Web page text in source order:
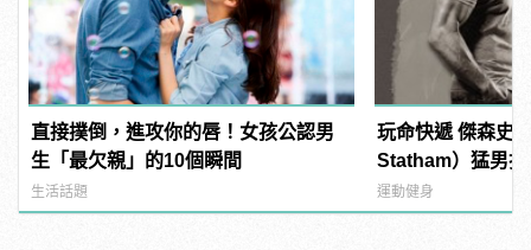
直接撲倒，進攻你的唇！女孩公認男
生「最欠親」的10個瞬間
生活話題
玩命快遞 傑森史
Statham）猛男
運動健身